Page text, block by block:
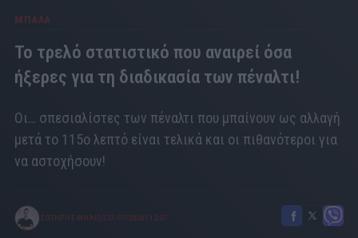
ΜΠΑΛΑ
Το τρελό στατιστικό που αναιρεί όσα
ήξερες για τη διαδικασία των πέναλτι!
Οι… σπεσιαλίστες των πέναλτι που μπαίνουν ως αλλαγή
μετά το 115ο λεπτό είναι τελικά και οι πιθανότεροι για
να αστοχήσουν!
ΣΩΤΗΡΗΣ ΜΗΛΙΟΣ 01/07/2026 12:07